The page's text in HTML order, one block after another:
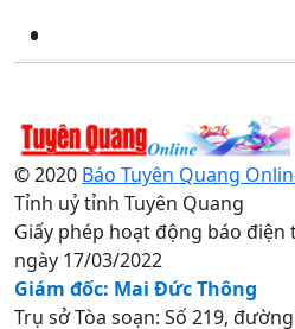
© 2020 Báo Tuyên Quang
Tỉnh uỷ tỉnh Tuyên Quang
Giấy phép hoạt động báo điện
ngày 17/03/2022
Giám đốc: Mai Đức Thông
Trụ sở Tòa soạn: Số 219,